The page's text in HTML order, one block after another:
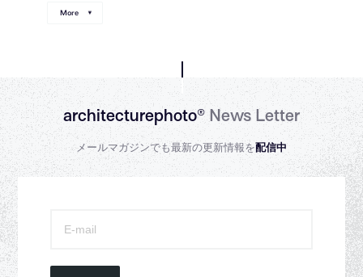
More
architecturephoto®News Letter
メールマガジンでも最新の更新情報を配信中